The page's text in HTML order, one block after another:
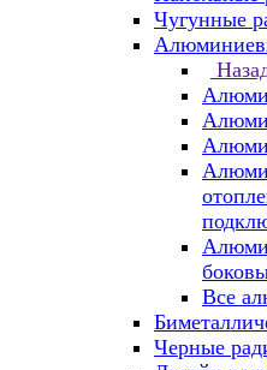
Чугунные
Все
Черные